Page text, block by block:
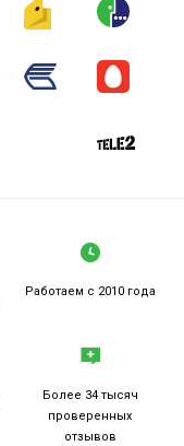
Работаем с 2010 года
Более 34 тысяч
проверенных
отзывов